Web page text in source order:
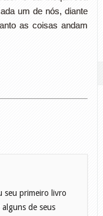
um de nós, diante
as coisas andam
seu primeiro livro
de seus